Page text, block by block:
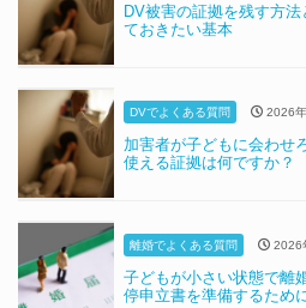
DV被害の証拠を残す方
ておきたい基本
DVでよくある質問 2026
加害者が子どもに会わせ
使える証拠は何ですか？
離婚でよくある質問 2026
子どもが小さい状態で離
停申立書を準備するため